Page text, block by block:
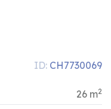
ID: CH7730069
26 m2